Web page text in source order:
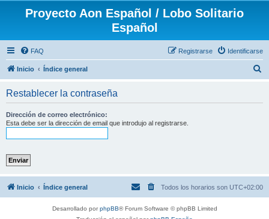
Proyecto Aon Español / Lobo Solitario
Español
FAQ Identificarse
Registrarse
Inicio Índice general
Restablecer la contraseña
Dirección de correo electrónico:
Esta debe ser la dirección de email que introdujo al registrarse.
Inicio Índice general Todos los horarios son UTC+02:00
Desarrollado porphpBB® Forum Software © phpBB Limited